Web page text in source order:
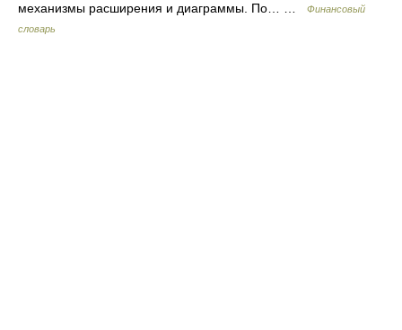
механизмы расширения и диаграммы. По… …
Финансовый
словарь